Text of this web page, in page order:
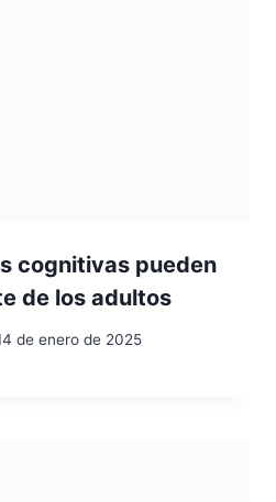
cognitivas pueden
de los adultos
de enero de 2025